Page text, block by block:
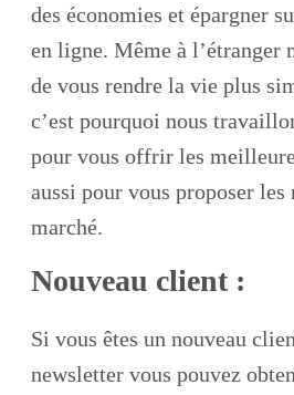
des économies et épargner
en ligne. Même à l’étranger
de vous rendre la vie plus
c’est pourquoi nous
pour vous offrir les
aussi pour vous proposer
marché.
Nouveau client :
Si vous êtes un nouveau
newsletter vous pouvez